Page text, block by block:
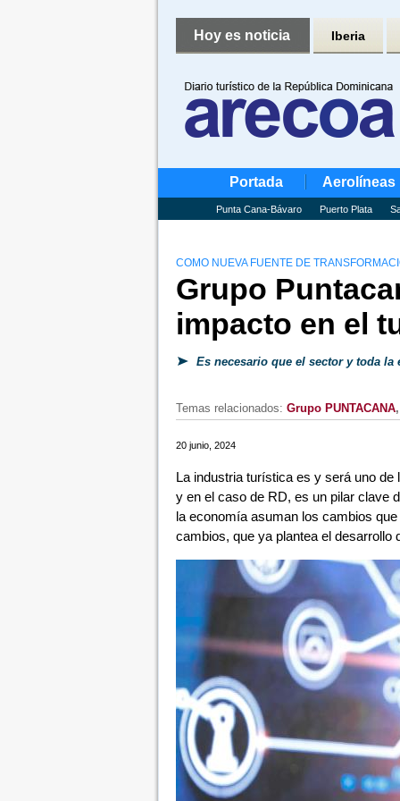
Hoy es noticia Iberia
Portada Aerolíneas
Punta Cana-Bávaro Puerto Plata
COMO NUEVA FUENTE DE
Grupo
impacto en el
Es necesario que el sector y toda
Temas relacionados: Grupo PUNTACANA
20 junio, 2024
La industria turística es y será uno
y en el caso de RD, es un pilar clave
la economía asuman los cambios
cambios, que ya plantea el desarrollo